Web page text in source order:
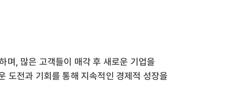
며, 많은 고객들이 매각 후 새로운 기업을
도전과 기회를 통해 지속적인 경제적 성장을